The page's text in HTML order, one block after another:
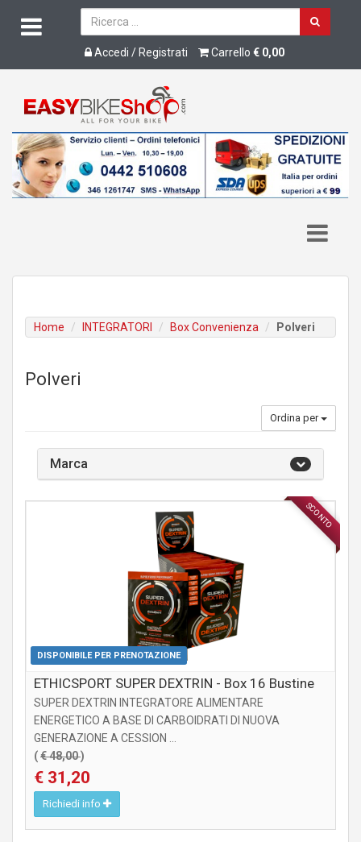
Accedi / Registrati Carrello € 0,00
Home INTEGRATORI Box Convenienza Polveri
Polveri
Ordina per
Marca
SCONTO
DISPONIBILE PER PRENOTAZIONE
INTEGRATORI
ETHICSPORT SUPER DEXTRIN - Box 16 Bustine
SUPER DEXTRIN INTEGRATORE ALIMENTARE
ENERGETICO A BASE DI CARBOIDRATI DI NUOVA
GENERAZIONE A CESSION ...
(€ 48,00)
€ 31,20
Richiedi info